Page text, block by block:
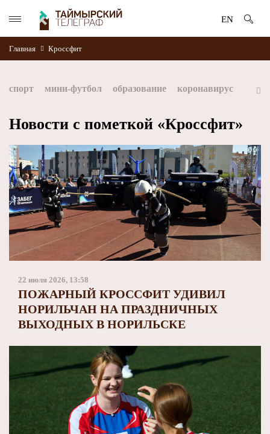
EN
Главная Кроссфит
спорт мини-футбол образование коронавирус
Норникель Красноярский край Таймыр Дудинка
автографы истории Красноярскийкрай Арктика
МФК Норильский никель хоккей
Заполярный филиал Норникеля NordStar ЗГУ
Новости с пометкой «Кроссфит»
22 июля 2026, 13:58
ПОЖАРНЫЙ КРОССФИТ УДИВИЛ
НОРИЛЬЧАН НА ПРАЗДНИЧНЫХ
ВЫХОДНЫХ В НОРИЛЬСКЕ